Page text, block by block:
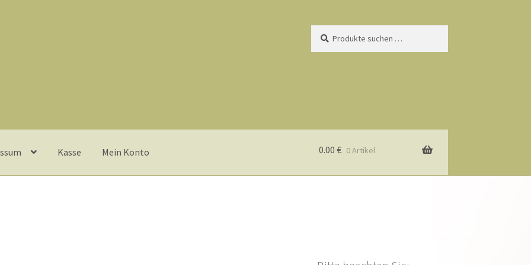
nach:
Kasse Mein Konto 0.00 € 0 Artikel